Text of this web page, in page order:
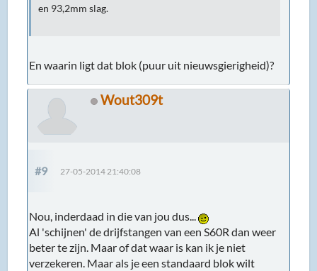
en 93,2mm slag.
En waarin ligt dat blok (puur uit nieuwsgierigheid)?
Wout309t
#9 27-05-2014 21:40:08
Nou, inderdaad in die van jou dus...
Al 'schijnen' de drijfstangen van een S60R dan weer
beter te zijn. Maar of dat waar is kan ik je niet
verzekeren. Maar als je een standaard blok wilt